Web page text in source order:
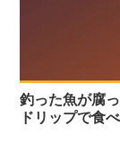
釣った魚が腐
ドリップで食